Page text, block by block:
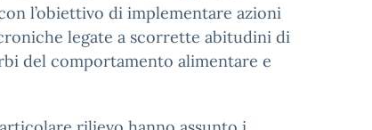
l’obiettivo di implementare azioni
legate a scorrette abitudini di
del comportamento alimentare e